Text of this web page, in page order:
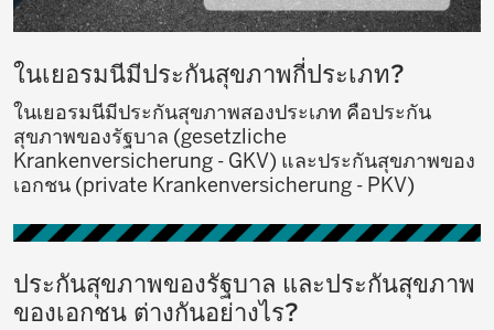
ในเยอรมนีมีประกันสุขภาพกี่ประเภท?
ในเยอรมนีมีประกันสุขภาพสองประเภท คือประกัน
สุขภาพของรัฐบาล (gesetzliche
Krankenversicherung - GKV) และประกันสุขภาพของ
เอกชน (private Krankenversicherung - PKV)
ประกันสุขภาพของรัฐบาล และประกันสุขภาพ
ของเอกชน ต่างกันอย่างไร?